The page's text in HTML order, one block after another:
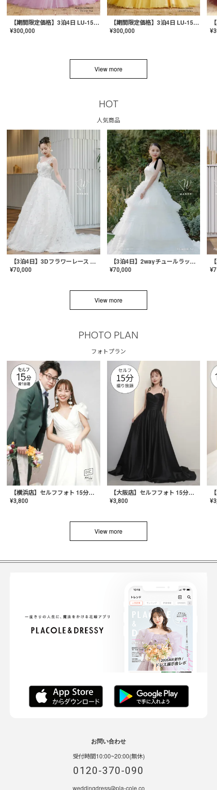
【期間限定価格】3泊4日 LU-1501(Pink)
¥300,000
【期間限定価格】3泊4日 LU-1501(Yellow)
¥300,000 ¥
View more
HOT
人気商品
【3泊4日】3Dフラワーレース ドレス〈PD-WDOR-331〉
¥70,000
【3泊4日】2wayチュールラッフルドレス〈PD-WDOR-341RTL〉
¥70,000 ¥
View more
PHOTO PLAN
フォトプラン
【横浜店】セルフフォト 15分撮り放題プラン
¥3,800
【大阪店】セルフフォト 15分撮り放題プラン
¥3,800 ¥
View more
お問い合わせ
受付時間10:00~20:00(無休)
0120-370-090
weddingdress@pla-cole.co